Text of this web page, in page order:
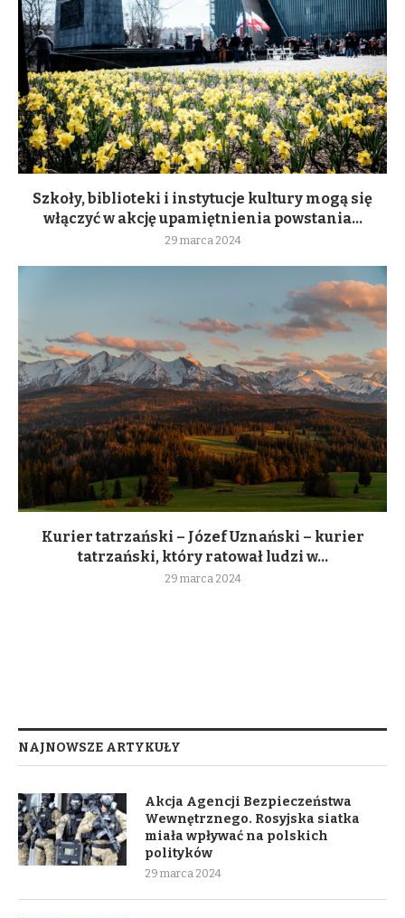
Szkoły, biblioteki i instytucje kultury mogą się
włączyć w akcję upamiętnienia powstania...
29 marca 2024
Kurier tatrzański – Józef Uznański – kurier
tatrzański, który ratował ludzi w...
29 marca 2024
NAJNOWSZE ARTYKUŁY
Akcja Agencji Bezpieczeństwa
Wewnętrznego. Rosyjska siatka
miała wpływać na polskich
polityków
29 marca 2024